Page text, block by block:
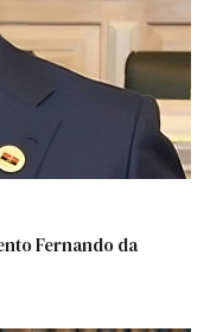
Fernando da